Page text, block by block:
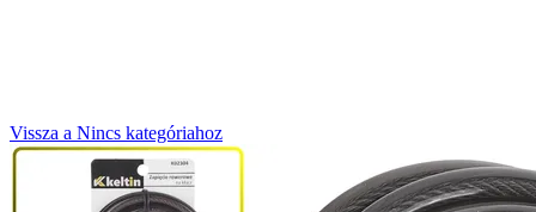
Vissza a Nincs kategóriahoz